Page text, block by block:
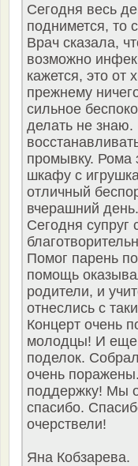
Сегодня весь
поднимется, то
Врач сказала,
возможно
кажется, это
прежнему
сильное
делать не
промывку. Рома
шкафу с
отличный
вчерашний день.
Сегодня супруг
Помог парень
помощь
родители, и
отнеслись с
Концерт очень
молодцы! И еще
поделок.
очень
поддержку! Мы
спасибо.
очерствели!
Яна Кобзарева.